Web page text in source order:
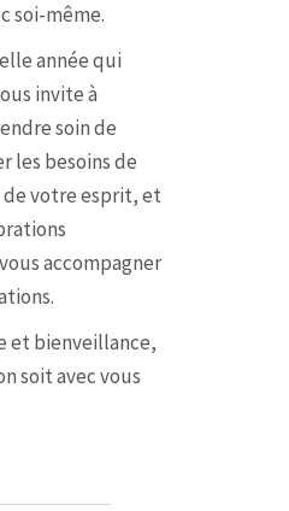
soi-même.
année qui
invite à
soin de
les besoins de
votre esprit, et
accompagner
et bienveillance,
soit avec vous